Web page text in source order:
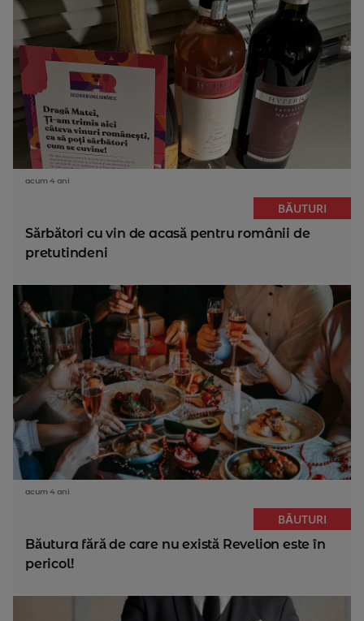
acum 4 ani
BĂUTURI
Sărbători cu vin de acasă pentru românii de
pretutindeni
acum 4 ani
BĂUTURI
Băutura fără de care nu există Revelion este în
pericol!